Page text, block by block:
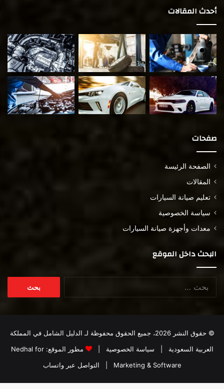
أحدث المقالات
صفحات
الصفحة الرئيسة
المقالات
تعليم صيانة السيارات
سياسة الخصوصية
معدات وأجهزة صيانة السيارات
البحث داخل الموقع
© حقوق النشر 2026، جميع الحقوق محفوظة لـ
الدليل الشامل في المملكة
العربية السعودية
سياسة الخصوصية | مطور الموقع:Nedhal for
Marketing & Software
التواصل عبر واتساب